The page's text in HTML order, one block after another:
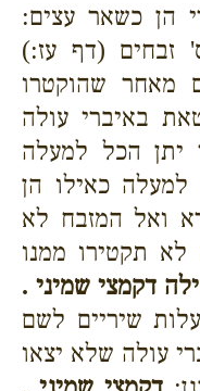
הן כשאר עצים:
זבחים (דף עז:)
מאחר שהוקטרו
באיברי עולה
יתן הכל למעלה
כאילו הן
ואל המזבח לא
לא תקטירו ממנו
דקמצי שמיני .
שיריים לשם
עולה שלא יצאו